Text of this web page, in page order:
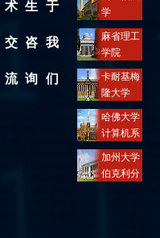
术
交
流
生
咨
询
于
我
们
学
计算机科
学系
麻省理工
学院
电子工程
与计算机
系
卡耐基梅
隆大学
计算机科
学学院
哈佛大学
计算机系
加州大学
伯克利分